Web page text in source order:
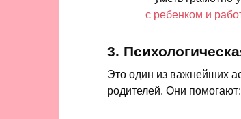
с ребенком и
3.
Это один из важнейших
родителей. Они помогают: